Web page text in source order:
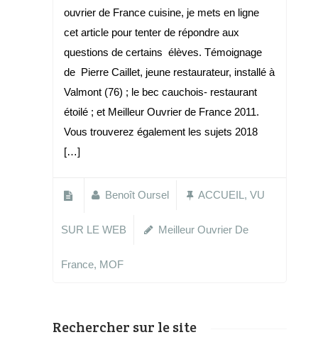
ouvrier de France cuisine, je mets en ligne
cet article pour tenter de répondre aux
questions de certains élèves. Témoignage
de Pierre Caillet, jeune restaurateur, installé à
Valmont (76) ; le bec cauchois- restaurant
étoilé ; et Meilleur Ouvrier de France 2011.
Vous trouverez également les sujets 2018
[…]
Benoît Oursel ACCUEIL, VU
SUR LE WEB Meilleur Ouvrier De
France, MOF
Rechercher sur le site